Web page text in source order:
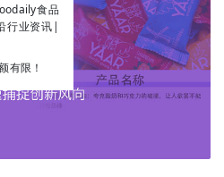
食品
行业资讯|
有限！